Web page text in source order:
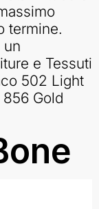
termine.
un
e Tessuti
502 Light
Gold